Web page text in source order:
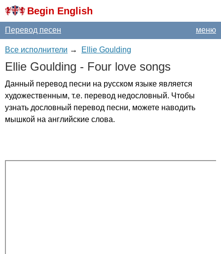
Begin English
меню
Перевод песен
Все исполнители → Ellie Goulding
Ellie Goulding - Four love songs
Данный перевод песни на русском языке является
художественным, т.е. перевод недословный. Чтобы
узнать дословный перевод песни, можете наводить
мышкой на английские слова.